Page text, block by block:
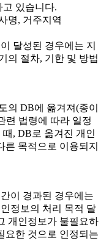
있습니다.
명, 거주지역
달성된 경우에는 지
의 절차, 기한 및 방법
의 DB에 옮겨져(종이
련 법령에 따라 일정
, DB로 옮겨진 개인
목적으로 이용되지
이 경과된 경우에는
정보의 처리 목적 달
개인정보가 불필요하
요한 것으로 인정되는